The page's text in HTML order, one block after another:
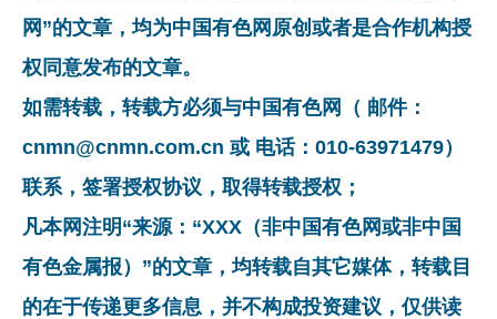
网”的文章，均为中国有色网原创或者是合作机构授
权同意发布的文章。
如需转载，转载方必须与中国有色网（ 邮件：
cnmn@cnmn.com.cn 或 电话：010-63971479）
联系，签署授权协议，取得转载授权；
凡本网注明“来源：“XXX（非中国有色网或非中国
有色金属报）”的文章，均转载自其它媒体，转载目
的在于传递更多信息，并不构成投资建议，仅供读